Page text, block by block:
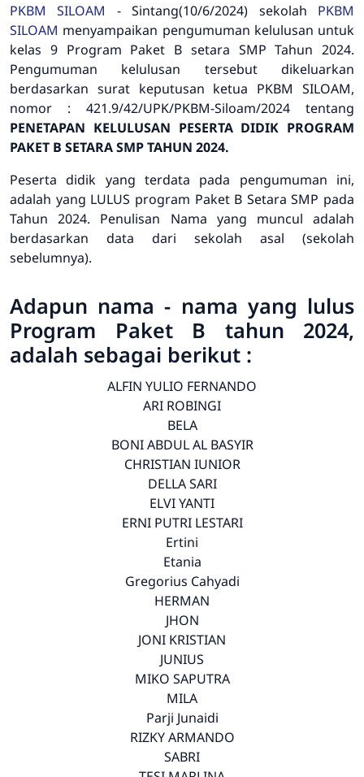
PKBM SILOAM - Sintang(10/6/2024) sekolah PKBM
SILOAM menyampaikan pengumuman kelulusan untuk
kelas 9 Program Paket B setara SMP Tahun 2024.
Pengumuman kelulusan tersebut dikeluarkan
berdasarkan surat keputusan ketua PKBM SILOAM,
nomor : 421.9/42/UPK/PKBM-Siloam/2024 tentang
PENETAPAN KELULUSAN PESERTA DIDIK PROGRAM
PAKET B SETARA SMP TAHUN 2024.
Peserta didik yang terdata pada pengumuman ini,
adalah yang LULUS program Paket B Setara SMP pada
Tahun 2024. Penulisan Nama yang muncul adalah
berdasarkan data dari sekolah asal (sekolah
sebelumnya).
Adapun nama - nama yang lulus
Program Paket B tahun 2024,
adalah sebagai berikut :
ALFIN YULIO FERNANDO
ARI ROBINGI
BELA
BONI ABDUL AL BASYIR
CHRISTIAN IUNIOR
DELLA SARI
ELVI YANTI
ERNI PUTRI LESTARI
Ertini
Etania
Gregorius Cahyadi
HERMAN
JHON
JONI KRISTIAN
JUNIUS
MIKO SAPUTRA
MILA
Parji Junaidi
RIZKY ARMANDO
SABRI